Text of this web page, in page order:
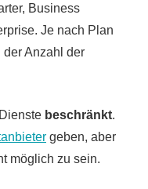
Business
Je nach Plan
Anzahl der
beschränkt.
geben, aber
möglich zu sein.